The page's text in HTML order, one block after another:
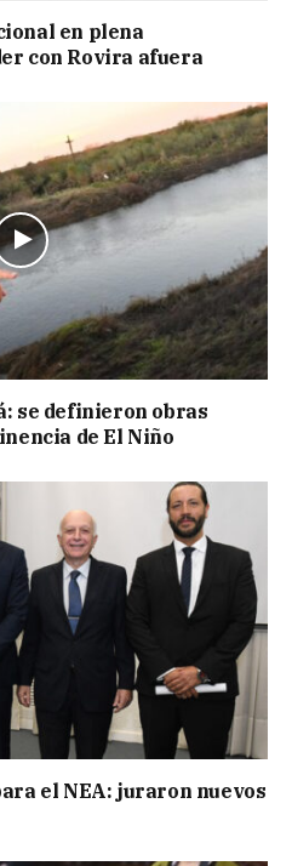
en plena
con Rovira afuera
se definieron obras
de El Niño
el NEA: juraron nuevos